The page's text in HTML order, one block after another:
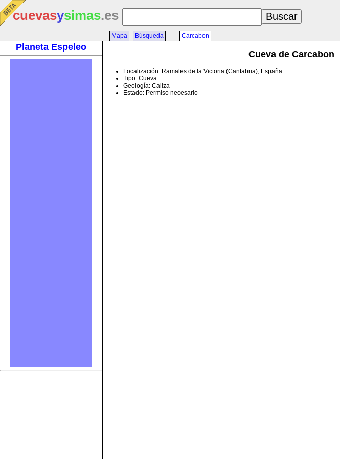
cuevasysimas.es
Planeta Espeleo
Mapa Búsqueda Carcabon
Cueva de Carcabon
Localización: Ramales de la Victoria (Cantabria), España
Tipo: Cueva
Geología: Caliza
Estado: Permiso necesario